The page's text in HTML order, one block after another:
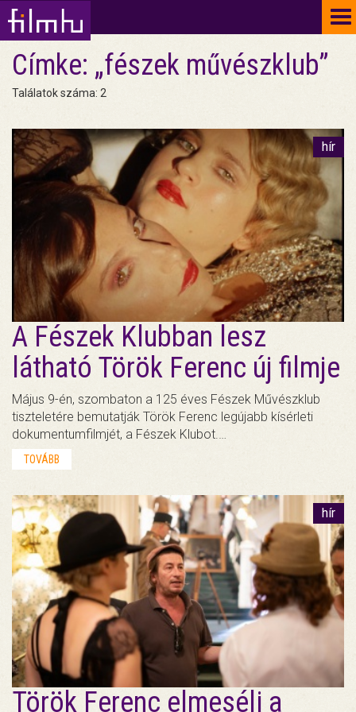
Címke: „fészek művészklub”
Találatok száma: 2
hír
A Fészek Klubban lesz
látható Török Ferenc új filmje
Május 9-én, szombaton a 125 éves Fészek Művészklub
tiszteletére bemutatják Török Ferenc legújabb kísérleti
dokumentumfilmjét, a Fészek Klubot.…
TOVÁBB
hír
Török Ferenc elmeséli a